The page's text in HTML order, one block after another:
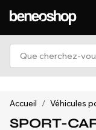
Accueil / Véhicules
SPORT-